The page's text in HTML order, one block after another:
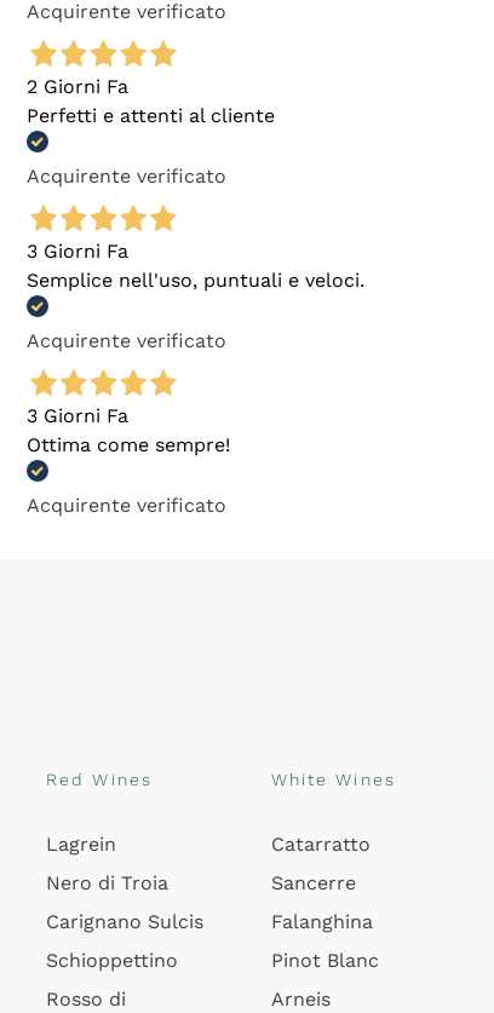
Acquirente verificato
2 Giorni Fa
Perfetti e attenti al cliente
Acquirente verificato
3 Giorni Fa
Semplice nell'uso, puntuali e veloci.
Acquirente verificato
3 Giorni Fa
Ottima come sempre!
Acquirente verificato
Red Wines
Lagrein
Nero di Troia
Carignano Sulcis
Schioppettino
Rosso di
White Wines
Catarratto
Sancerre
Falanghina
Pinot Blanc
Arneis